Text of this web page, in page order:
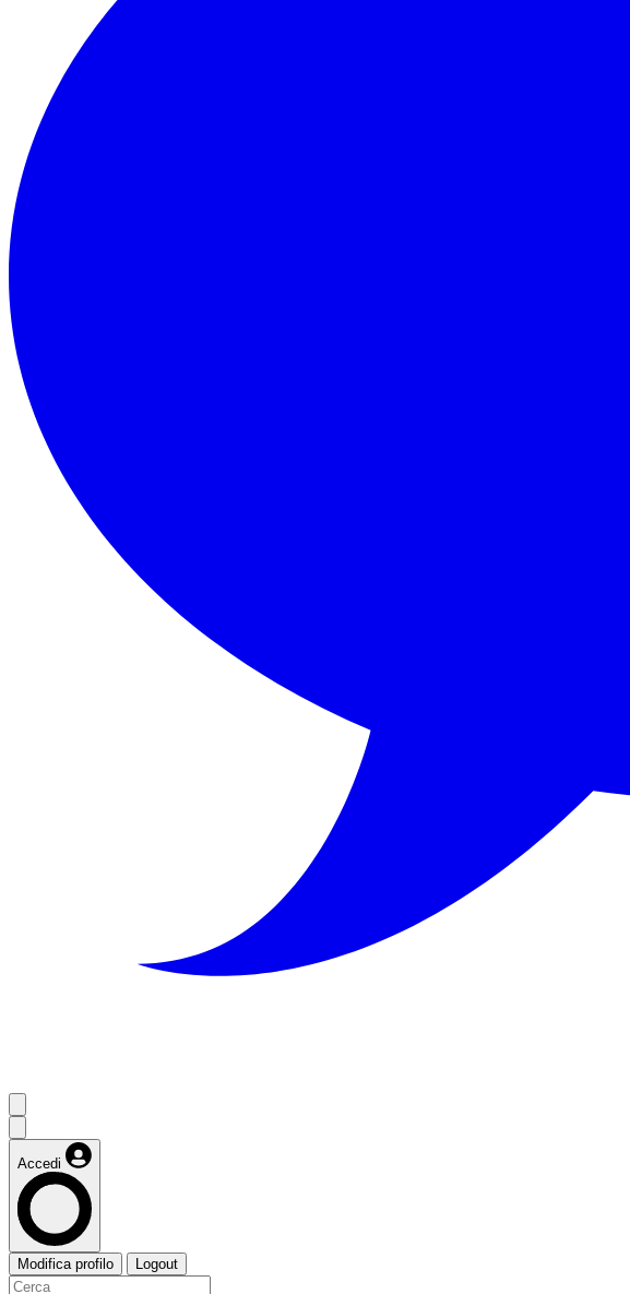
Accedi
Modifica profilo Logout